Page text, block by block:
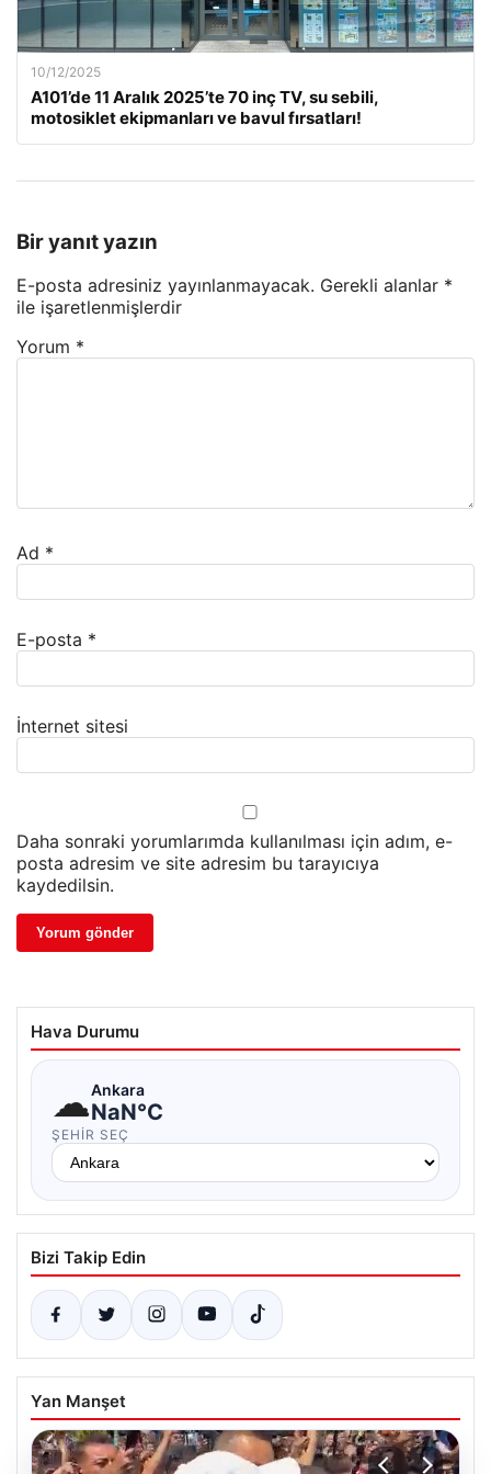
10/12/2025
A101’de 11 Aralık 2025’te 70 inç TV, su sebili,
motosiklet ekipmanları ve bavul fırsatları!
Bir yanıt yazın
E-posta adresiniz yayınlanmayacak. Gerekli alanlar *
ile işaretlenmişlerdir
Yorum *
Ad *
E-posta *
İnternet sitesi
Daha sonraki yorumlarımda kullanılması için adım, e-
posta adresim ve site adresim bu tarayıcıya
kaydedilsin.
Hava Durumu
☁Ankara
NaN°C
ŞEHIR SEÇ
Bizi Takip Edin
Yan Manşet